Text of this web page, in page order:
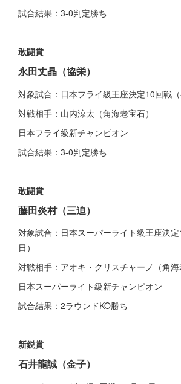
試合結果：3-0判定勝ち
敢闘賞
永田丈晶 （協栄）
対象試合：日本フライ級王座決定10回戦（
対戦相手：山内涼太（角海老宝石）
日本フライ級新チャンピオン
試合結果：3-0判定勝ち
敢闘賞
藤田炎村（三迫）
対象試合：日本スーパーライト級王座決
日）
対戦相手：アオキ・クリスチャーノ（角海
日本スーパーライト級新チャンピオン
試合結果：2ラウンドKO勝ち
新鋭賞
石井龍誠 （金子）